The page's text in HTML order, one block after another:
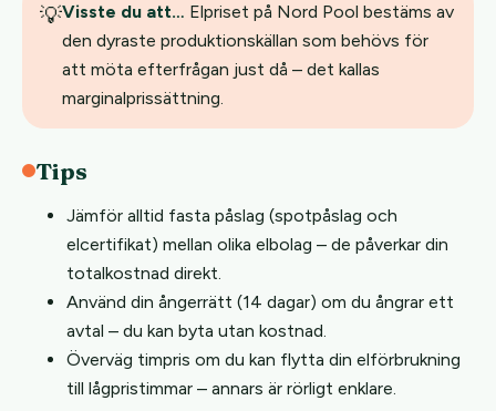
💡Visste du att… Elpriset på Nord Pool bestäms av
den dyraste produktionskällan som behövs för
att möta efterfrågan just då – det kallas
marginalprissättning.
Tips
Jämför alltid fasta påslag (spotpåslag och
elcertifikat) mellan olika elbolag – de påverkar din
totalkostnad direkt.
Använd din ångerrätt (14 dagar) om du ångrar ett
avtal – du kan byta utan kostnad.
Överväg timpris om du kan flytta din elförbrukning
till lågpristimmar – annars är rörligt enklare.